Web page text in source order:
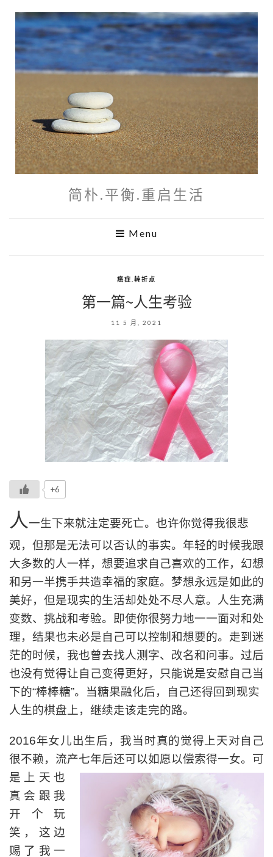
简朴.平衡.重启生活
Menu
癌症.转折点
第一篇~人生考验
11 5 月, 2021
+6
人一生下来就注定要死亡。也许你觉得我很悲
观，但那是无法可以否认的事实。 年轻的时候我跟
大多数的人一样，想要追求自己喜欢的工作，幻想
和另一半携手共造幸福的家庭。梦想永远是如此的
美好，但是现实的生活却处处不尽人意。人生充满
变数、挑战和考验。即使你很努力地一一面对和处
理，结果也未必是自己可以控制和想要的。走到迷
茫的时候，我也曾去找人测字、改名和问事。过后
也没有觉得让自己变得更好，只能说是安慰自己当
下的“棒棒糖”。当糖果融化后，自己还得回到现实
人生的棋盘上，继续走该走完的路。
2016年女儿出生后，我当时真的觉得上天对自己
很不赖，流产七年后还可以如愿以偿索得一女。 可
是上天也
真会跟我
开个玩
笑，这边
赐了我一